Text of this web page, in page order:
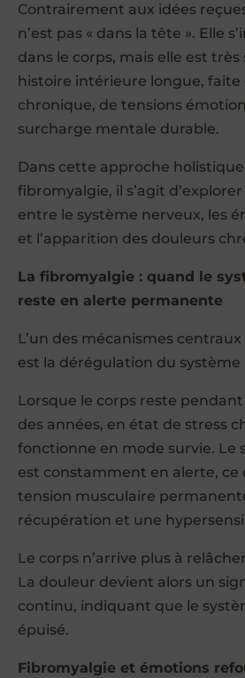
Contrairement aux idées
n’est pas « dans la tête ». Elle
dans le corps, mais elle est
histoire intérieure longue, faite
chronique, de tensions
surcharge mentale durable.
Dans cette approche holistique
fibromyalgie, il s’agit
entre le système nerveux, les
et l’apparition des douleurs
La fibromyalgie : quand le
reste en alerte permanente
L’un des mécanismes
est la dérégulation du système
Lorsque le corps reste
des années, en état de stress
fonctionne en mode survie. Le
est constamment en alerte, ce
tension musculaire
récupération et une
Le corps n’arrive plus à
La douleur devient alors un
continu, indiquant que le
épuisé.
Fibromyalgie et émotions